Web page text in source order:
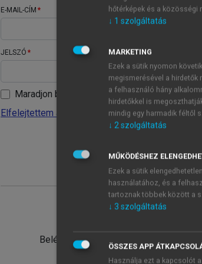
E-MAIL-CÍM
JELSZÓ
Maradjon belépve
Elfelejtettem a jelszavamat
Belépés intézményi azonosítóval
hőtérképek és a közösségi
↓ 1 szolgáltatás
MARKETING
Ezek a sütik nyomon
megismerésével a
a felhasználó hány
hirdetőkkel is
mindig egy harmadik féltől
↓ 2szolgáltatás
MŰKÖDÉSHEZ
Ezek a sütik
használatához, és a
tartoznak többek között a
↓ 3 szolgáltatás
ÖSSZES APP
Használja ezt a kapcsolót